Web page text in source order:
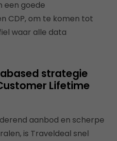
een goede
CDP, om te komen tot
waar alle data
strategie
Lifetime
aanbod en scherpe
is Traveldeal snel